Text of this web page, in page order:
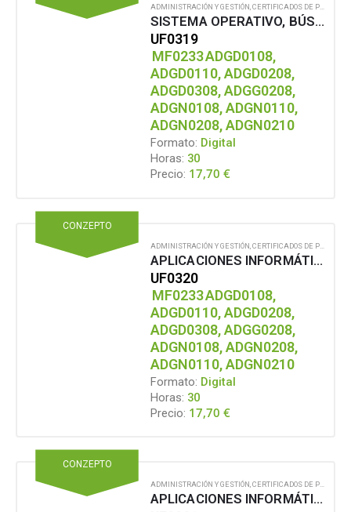
ADMINISTRACIÓN Y GESTIÓN CERTIFICADOS DE PROFESIONALIDAD
SISTEMA OPERATIVO, BÚSQUEDA DE LA INFORMACIÓN: INTERNET/INTRANET Y CORREO ELECTRÓNICO
UF0319
MF0233ADGD0108,
ADGD0110, ADGD0208,
ADGD0308, ADGG0208,
ADGN0108, ADGN0110,
ADGN0208, ADGN0210
Formato: Digital
Horas: 30
Precio: 17,70€
CONZEPTO
ADMINISTRACIÓN Y GESTIÓN CERTIFICADOS DE PROFESIONALIDAD
APLICACIONES INFORMÁTICAS DE TRATAMIENTO DE TEXTOS
UF0320
MF0233ADGD0108,
ADGD0110, ADGD0208,
ADGD0308, ADGG0208,
ADGN0108, ADGN0208,
ADGN0110, ADGN0210
Formato: Digital
Horas: 30
Precio: 17,70€
CONZEPTO
ADMINISTRACIÓN Y GESTIÓN,CERTIFICADOS DE PROFESIONALIDAD
APLICACIONES INFORMÁTICAS DE HOJAS DE CÁLCULO